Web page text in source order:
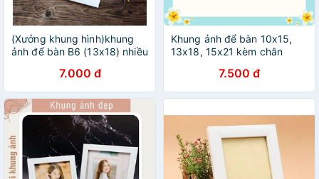
(Xưởng khung hình)khung
ảnh để bàn B6 (13x18) nhiều
7.000 đ
Khung ảnh để bàn 10x15,
13x18, 15x21 kèm chân
khung hình để bàn cao cấp
7.500 đ